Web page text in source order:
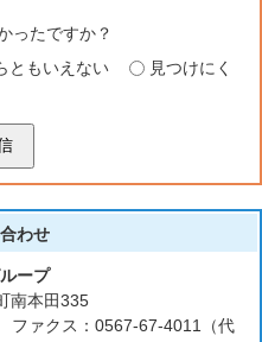
ったですか？
ともいえない
見つけにく
わせ
ープ
南本田335
ファクス：0567-67-4011（代